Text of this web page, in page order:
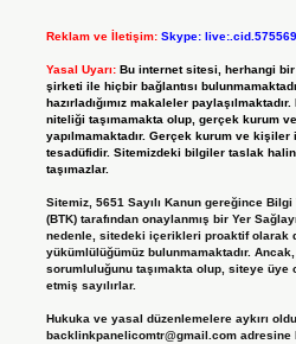
Reklam ve İletişim: Skype:
Yasal Uyarı: Bu internet sitesi, herhangi
şirketi ile hiçbir bağlantısı
hazırladığımız makaleler
niteliği taşımamakta olup, gerçek kurum
yapılmamaktadır. Gerçek kurum ve
tesadüfidir. Sitemizdeki bilgiler taslak
taşımazlar.
Sitemiz, 5651 Sayılı Kanun gereğince
(BTK) tarafından onaylanmış bir Yer
nedenle, sitedeki içerikleri proaktif olarak
yükümlülüğümüz bulunmamaktadır.
sorumluluğunu taşımakta olup, siteye üye
etmiş sayılırlar.
Hukuka ve yasal düzenlemelere aykırı
backlinkpanelicomtr@gmail.comadresine